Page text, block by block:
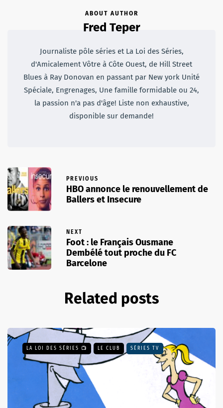
ABOUT AUTHOR
Fred Teper
Journaliste pôle séries et La Loi des Séries,
d'Amicalement Vôtre à Côte Ouest, de Hill Street
Blues à Ray Donovan en passant par New york Unité
Spéciale, Engrenages, Une famille formidable ou 24,
la passion n'a pas d'âge! Liste non exhaustive,
disponible sur demande!
PREVIOUS
HBO annonce le renouvellement de
Ballers et Insecure
NEXT
Foot : le Français Ousmane
Dembélé tout proche du FC
Barcelone
Related posts
LA LOI DES SÉRIES 📺 LE CLUB SÉRIES TV